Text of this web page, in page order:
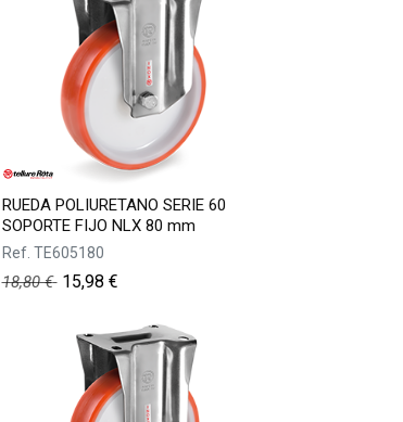
RUEDA POLIURETANO SERIE 60
SOPORTE FIJO NLX 80 mm
Ref. TE605180
18,80€ 15,98 €